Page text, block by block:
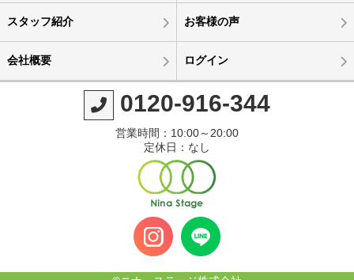
スタッフ紹介 お客様の声
会社概要 ログイン
0120-916-344
営業時間：10:00～20:00
定休日：なし